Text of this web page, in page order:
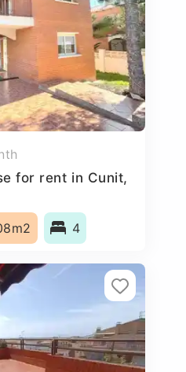
for rent in Cunit,
4